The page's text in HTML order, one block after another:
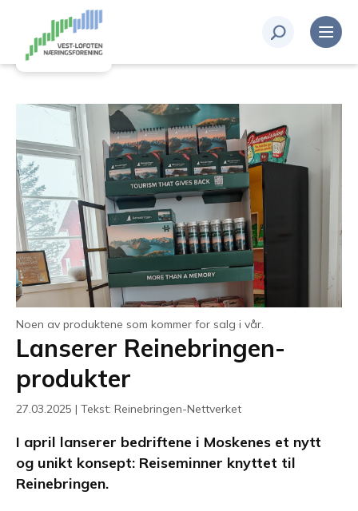
Noen av produktene som kommer for salg i vår.
Lanserer Reinebringen-
produkter
27.03.2025 | Tekst: Reinebringen-Nettverket
I april lanserer bedriftene i Moskenes et nytt
og unikt konsept: Reiseminner knyttet til
Reinebringen.